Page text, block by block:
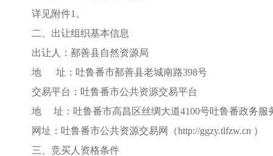
详见附件1。
二、出让组织基本信息
出让人： 鄯善县自然资源局
地
址： 吐鲁番市鄯善县老城南路398号
交易平台：吐鲁番市公共资源交易平台
地
址：吐鲁番市高昌区丝绸大道4100号吐鲁番政务服
网址：吐鲁番市公共资源交易网（http://ggzy.tlfzw.cn ）
三、竞买人资格条件